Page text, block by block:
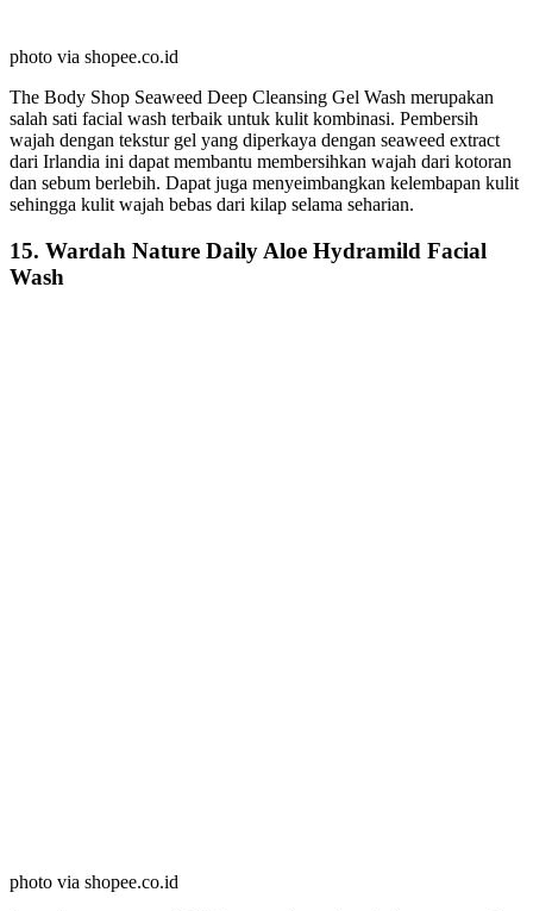
photo via shopee.co.id
The Body Shop Seaweed Deep Cleansing Gel Wash merupakan
salah sati facial wash terbaik untuk kulit kombinasi. Pembersih
wajah dengan tekstur gel yang diperkaya dengan seaweed extract
dari Irlandia ini dapat membantu membersihkan wajah dari kotoran
dan sebum berlebih. Dapat juga menyeimbangkan kelembapan kulit
sehingga kulit wajah bebas dari kilap selama seharian.
15. Wardah Nature Daily Aloe Hydramild Facial
Wash
photo via shopee.co.id